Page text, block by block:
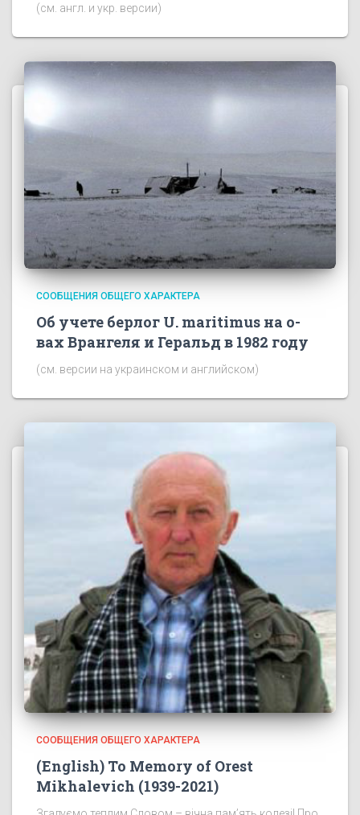
(см. англ. и укр. версии)
СООБЩЕНИЯ ОБЩЕГО ХАРАКТЕРА
Об учете берлог U. maritimus на о-
вах Врангеля и Геральд в 1982 году
(см. версии на украинском и английском)
СООБЩЕНИЯ ОБЩЕГО ХАРАКТЕРА
(English) To Memory of Orest
Mikhalevich (1939-2021)